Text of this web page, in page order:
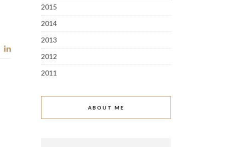
2015
2014
2013
2012
2011
ABOUT ME